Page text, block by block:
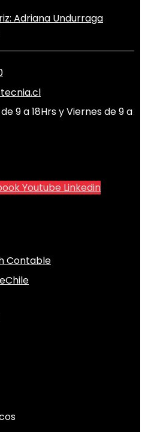
Adriana Undurraga
9 a 18Hrs y Viernes de 9 a
Youtube Linkedin
Contable